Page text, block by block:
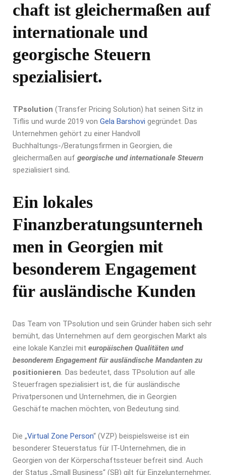
chaft ist gleichermaßen auf
internationale und
georgische Steuern
spezialisiert.
TPsolution (Transfer Pricing Solution) hat seinen Sitz in
Tiflis und wurde 2019 von Gela Barshovi gegründet. Das
Unternehmen gehört zu einer Handvoll
Buchhaltungs-/Beratungsfirmen in Georgien, die
gleichermaßen auf georgische und internationale Steuern
spezialisiert sind.
Ein lokales
Finanzberatungsunterneh
men in Georgien mit
besonderem Engagement
für ausländische Kunden
Das Team von TPsolution und sein Gründer haben sich sehr
bemüht, das Unternehmen auf dem georgischen Markt als
eine lokale Kanzlei mit europäischen Qualitäten und
besonderem Engagement für ausländische Mandanten zu
positionieren. Das bedeutet, dass TPsolution auf alle
Steuerfragen spezialisiert ist, die für ausländische
Privatpersonen und Unternehmen, die in Georgien
Geschäfte machen möchten, von Bedeutung sind.
Die „Virtual Zone Person“ (VZP) beispielsweise ist ein
besonderer Steuerstatus für IT-Unternehmen, die in
Georgien von der Körperschaftssteuer befreit sind. Auch
der Status „Small Business“ (SB) gilt für Einzelunternehmer,